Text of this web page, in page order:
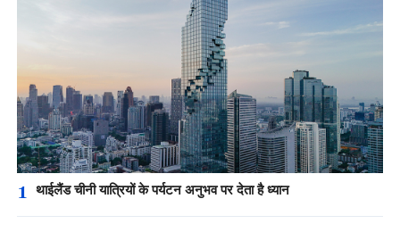
1 थाईलैंड चीनी यात्रियों के पर्यटन अनुभव पर देता है ध्यान